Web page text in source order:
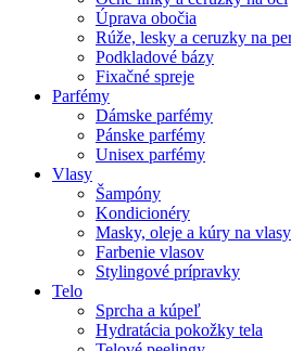
Úprava obočia
Rúže, lesky a ceruzky na
Podkladové bázy
Fixačné spreje
Parfémy
Dámske parfémy
Pánske parfémy
Unisex parfémy
Vlasy
Šampóny
Kondicionéry
Masky, oleje a kúry na vlasy
Farbenie vlasov
Stylingové prípravky
Telo
Sprcha a kúpeľ
Hydratácia pokožky tela